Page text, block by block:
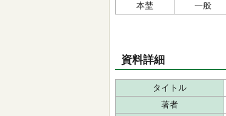
本埜
一般
資料詳細
タイトル
著者